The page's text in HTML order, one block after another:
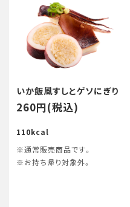
いか飯風すしとゲソにぎり
260円(税込)
110kcal
※通常販売商品です。
※お持ち帰り対象外。